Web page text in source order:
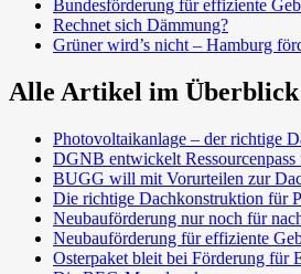
Bundesförderung für effiziente
Rechnet sich Dämmung?
Grüner wird’s nicht – Hamburg
Alle Artikel im Überblick
Photovoltaikanlage – der richtige
DGNB entwickelt Ressourcenpass
BUGG will mit Vorurteilen zur
Die richtige Dachkonstruktion für
Neubauförderung nur noch für
Neubauförderung für effiziente
Osterpaket bleit bei Förderung für